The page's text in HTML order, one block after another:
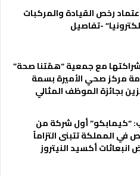
رخص القيادة والمركبات
-تفاصيل
مع جمعية “همّتنا صحة”
مركز صحي الأميرة بسمة
بجائزة الموظف المثالي
“كيمابكو” أول شركة من
في المملكة تتبنى التزاماً
أكسيد النيتروز